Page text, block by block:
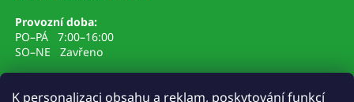
K personalizaci obsahu a reklam, poskytování funkcí
Provozní doba:
PO–PÁ 7:00–16:00
SO–NE Zavřeno